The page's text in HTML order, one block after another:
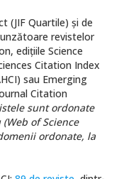
(JIF Quartile) și de
revistelor
edițiile Science
Citation Index
sau Emerging
Citation
sunt ordonate
of Science
ordonate, la